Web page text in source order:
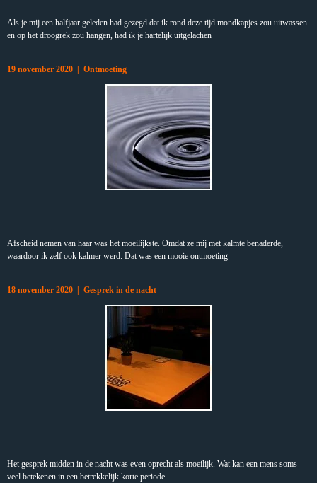
Als je mij een halfjaar geleden had gezegd dat ik rond deze tijd mondkapjes zou uitwassen
en op het droogrek zou hangen, had ik je hartelijk uitgelachen
19 november 2020 | Ontmoeting
Afscheid nemen van haar was het moeilijkste. Omdat ze mij met kalmte benaderde,
waardoor ik zelf ook kalmer werd. Dat was een mooie ontmoeting
18 november 2020 | Gesprek in de nacht
Het gesprek midden in de nacht was even oprecht als moeilijk. Wat kan een mens soms
veel betekenen in een betrekkelijk korte periode